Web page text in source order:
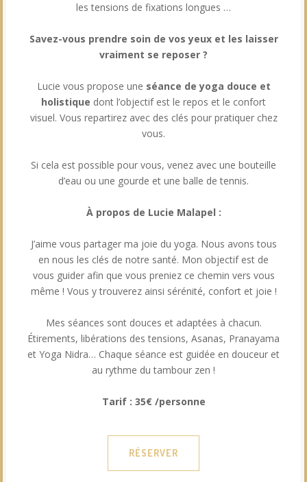
les tensions de fixations longues …
Savez-vous prendre soin de vos yeux et les laisser
vraiment se reposer ?
Lucie vous propose une séance de yoga douce et
holistique dont l’objectif est le repos et le confort
visuel. Vous repartirez avec des clés pour pratiquer chez
vous.
Si cela est possible pour vous, venez avec une bouteille
d’eau ou une gourde et une balle de tennis.
À propos de Lucie Malapel :
J’aime vous partager ma joie du yoga. Nous avons tous
en nous les clés de notre santé. Mon objectif est de
vous guider afin que vous preniez ce chemin vers vous
même ! Vous y trouverez ainsi sérénité, confort et joie !
Mes séances sont douces et adaptées à chacun.
Étirements, libérations des tensions, Asanas, Pranayama
et Yoga Nidra… Chaque séance est guidée en douceur et
au rythme du tambour zen !
Tarif : 35€ /personne
RÉSERVER